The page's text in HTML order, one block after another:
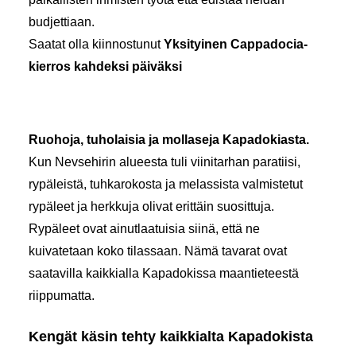
budjettiaan.
Saatat olla kiinnostunutYksityinen Cappadocia-
kierros kahdeksi päiväksi
Ruohoja, tuholaisia ja mollaseja Kapadokiasta.
Kun Nevsehirin alueesta tuli viinitarhan paratiisi,
rypäleistä, tuhkarokosta ja melassista valmistetut
rypäleet ja herkkuja olivat erittäin suosittuja.
Rypäleet ovat ainutlaatuisia siinä, että ne
kuivatetaan koko tilassaan. Nämä tavarat ovat
saatavilla kaikkialla Kapadokissa maantieteestä
riippumatta.
Kengät käsin tehty kaikkialta Kapadokista